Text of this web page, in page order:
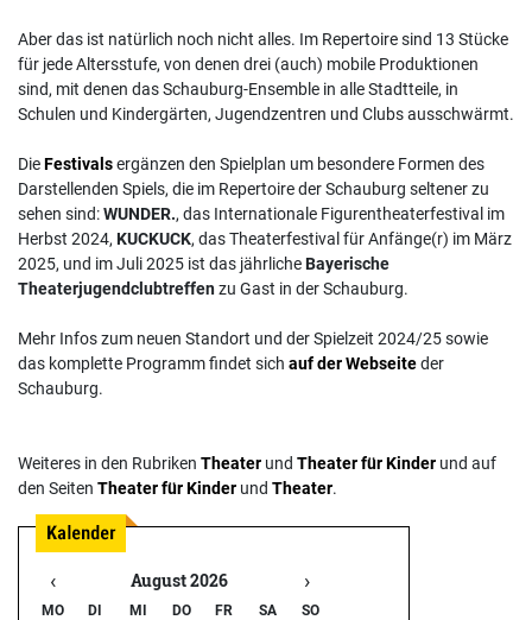
Aber das ist natürlich noch nicht alles. Im Repertoire sind 13 Stücke
für jede Altersstufe, von denen drei (auch) mobile Produktionen
sind, mit denen das Schauburg-Ensemble in alle Stadtteile, in
Schulen und Kindergärten, Jugendzentren und Clubs ausschwärmt.
DieFestivalsergänzen den Spielplan um besondere Formen des
Darstellenden Spiels, die im Repertoire der Schauburg seltener zu
sehen sind:WUNDER., das Internationale Figurentheaterfestival im
Herbst 2024, KUCKUCK, das Theaterfestival für Anfänge(r) im März
2025, und im Juli 2025 ist das jährlicheBayerische
Theaterjugendclubtreffenzu Gast in der Schauburg.
Mehr Infos zum neuen Standort und der Spielzeit 2024/25 sowie
das komplette Programm findet sich auf der Webseiteder
Schauburg.
Weiteres in den Rubriken Theater und Theater für Kinder und auf
den Seiten Theater für Kinder und Theater.
‹ August 2026 ›
MO DI MI DO FR SA
SO